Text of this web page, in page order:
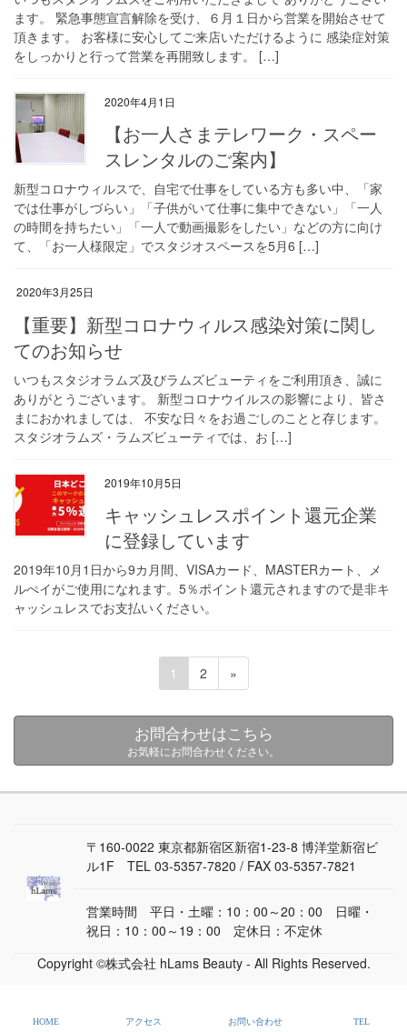
ます。 緊急事態宣言解除を受け、６月１日から営業を開始させて
頂きます。 お客様に安心してご来店いただけるように 感染症対策
をしっかりと行って営業を再開致します。 […]
2020年4月1日
【お一人さまテレワーク・スペー
スレンタルのご案内】
新型コロナウィルスで、自宅で仕事をしている方も多い中、「家
では仕事がしづらい」「子供がいて仕事に集中できない」「一人
の時間を持ちたい」「一人で動画撮影をしたい」などの方に向け
て、「お一人様限定」でスタジオスペースを5月6 […]
2020年3月25日
【重要】新型コロナウィルス感染対策に関し
てのお知らせ
いつもスタジオラムズ及びラムズビューティをご利用頂き、誠に
ありがとうございます。 新型コロナウイルスの影響により、皆さ
まにおかれましては、 不安な日々をお過ごしのことと存じます。
スタジオラムズ・ラムズビューティでは、お […]
2019年10月5日
キャッシュレスポイント還元企業
に登録しています
2019年10月1日から9カ月間、VISAカード、MASTERカート、メ
ルぺイがご使用になれます。5％ポイント還元されますので是非キ
ャッシュレスでお支払いください。
投
の
ジ
り
ペ
ー
ジ
1
ペ
ー
ジ
2 »
お問合わせはこちら
お気軽にお問合わせください。
〒160-0022 東京都新宿区新宿1-23-8 博洋堂新宿ビ
ル1F TEL 03-5357-7820 / FAX 03-5357-7821
営業時間 平日・土曜：10：00～20：00 日曜・
祝日：10：00～19：00 定休日：不定休
Copyright ©株式会社 hLams Beauty - All Rights Reserved.
HOME アクセス お問い合わせ TEL